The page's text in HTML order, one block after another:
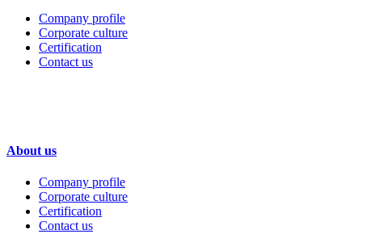
Company profile
Corporate culture
Certification
Contact us
About us
Company profile
Corporate culture
Certification
Contact us